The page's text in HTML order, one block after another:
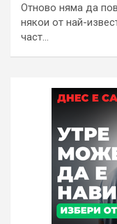
Отново няма да
някои от най-
част…